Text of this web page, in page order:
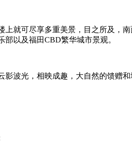
可尽享多重美景，目之所及，南
部以及福田CBD繁华城市景观。
光，相映成趣，大自然的馈赠和